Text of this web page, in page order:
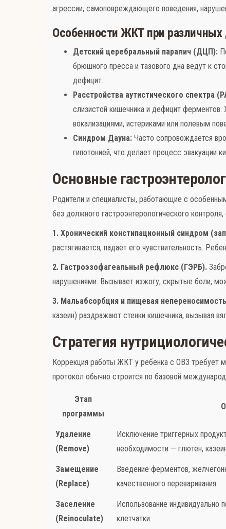
агрессии, самоповреждающего поведения,
Особенности ЖКТ при различных
Детский церебральный паралич (ДЦП):
брюшного пресса и тазового дна ведут к
дефицит.
Расстройства аутистического спектра
слизистой кишечника и дефицит
вокализациями, истериками или полевым
Синдром Дауна: Часто сопровождается
гипотонией, что делает процесс
Основные
Родители и специалисты, работающие с
без должного гастроэнтерологического
1. Хронический констипационный синдром
растягивается, падает его чувствительность.
2. Гастроэзофагеальный рефлюкс (ГЭРБ).
нарушениями. Вызывает изжогу, скрытые боли,
3. Мальабсорбция и пищевая
казеин) раздражают стенки кишечника, вызывая
Стратегия
Коррекция работы ЖКТ у ребенка с ОВЗ требует
протокол обычно строится по базовой
Этап
программы
Удаление
(Remove)
Исключение триггерных
необходимости — глютен,
Замещение
(Replace)
Введение ферментов,
качественного переваривания.
Заселение
(Reinoculate)
Использование индивидуально
клетчатки.